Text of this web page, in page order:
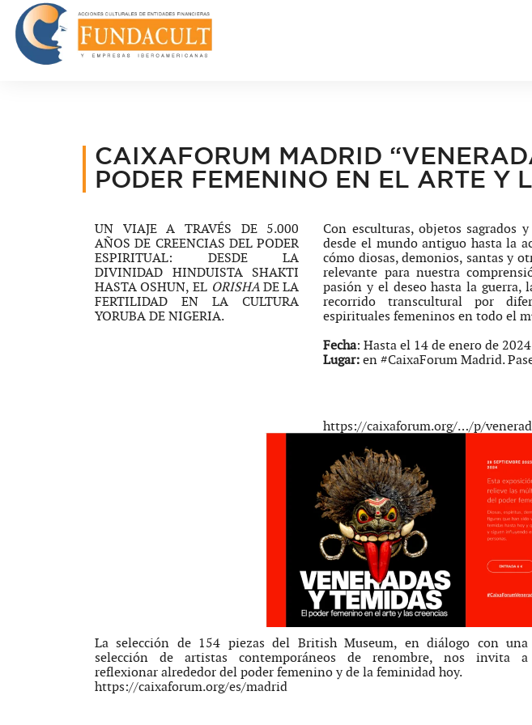
CAIXAFORUM MADRID
PODER FEMENINO EN EL ARTE Y
UN VIAJE A TRAVÉS DE 5.000
AÑOS DE CREENCIAS DEL PODER
ESPIRITUAL: DESDE LA
DIVINIDAD HINDUISTA SHAKTI
HASTA OSHUN, EL ORISHADE LA
FERTILIDAD EN LA CULTURA
YORUBA DE NIGERIA.
Con esculturas, objetos sagrados
desde el mundo antiguo hasta la
cómo diosas, demonios, santas y
relevante para nuestra
pasión y el deseo hasta la
recorrido transcultural por
espirituales femeninos en todo el
Fecha: Hasta el 14 de enero de 2024
Lugar:en#CaixaForumMadrid.
https://caixaforum.org/…/p/
La selección de 154 piezas del British Museum, en diálogo con una
selección de artistas contemporáneos de renombre, nos invita a
reflexionar alrededor del poder femenino y de la feminidad hoy.
https://caixaforum.org/es/madrid